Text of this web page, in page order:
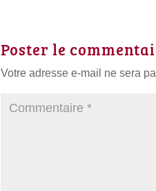
Poster le
Votre adresse e-mail ne sera